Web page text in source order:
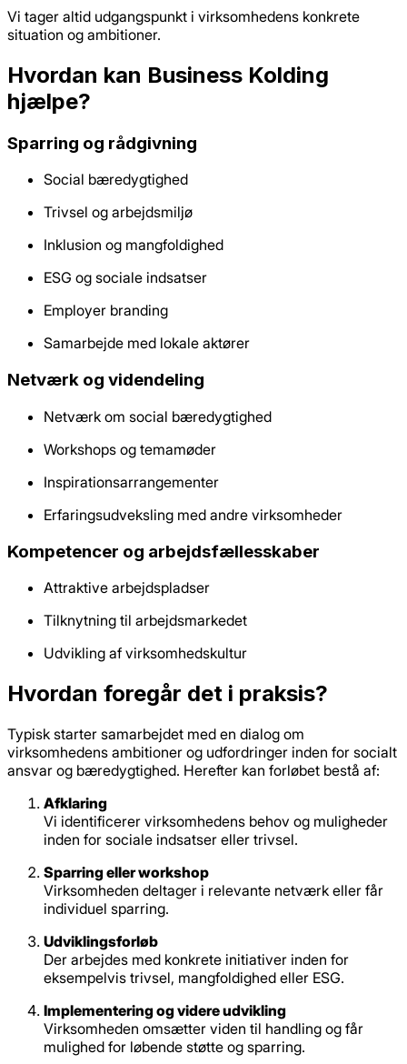
Vi tager altid udgangspunkt i virksomhedens konkrete
situation og ambitioner.
Hvordan kan Business Kolding
hjælpe?
Sparring og rådgivning
Social bæredygtighed
Trivsel og arbejdsmiljø
Inklusion og mangfoldighed
ESG og sociale indsatser
Employer branding
Samarbejde med lokale aktører
Netværk og videndeling
Netværk om social bæredygtighed
Workshops og temamøder
Inspirationsarrangementer
Erfaringsudveksling med andre virksomheder
Kompetencer og arbejdsfællesskaber
Attraktive arbejdspladser
Tilknytning til arbejdsmarkedet
Udvikling af virksomhedskultur
Hvordan foregår det i praksis?
Typisk starter samarbejdet med en dialog om
virksomhedens ambitioner og udfordringer inden for socialt
ansvar og bæredygtighed. Herefter kan forløbet bestå af:
Afklaring
Vi identificerer virksomhedens behov og muligheder
inden for sociale indsatser eller trivsel.
Sparring eller workshop
Virksomheden deltager i relevante netværk eller får
individuel sparring.
Udviklingsforløb
Der arbejdes med konkrete initiativer inden for
eksempelvis trivsel, mangfoldighed eller ESG.
Implementering og videre udvikling
Virksomheden omsætter viden til handling og får
mulighed for løbende støtte og sparring.